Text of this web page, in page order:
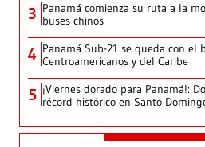
3 Panamá comienza su ruta a la
buses chinos
4 Panamá Sub-21 se queda con el
Centroamericanos y del Caribe
5 ¡Viernes dorado para Panamá!:
récord histórico en Santo